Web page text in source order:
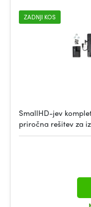
ZADNJI KOS
SmallHD-jev
priročna rešitev za